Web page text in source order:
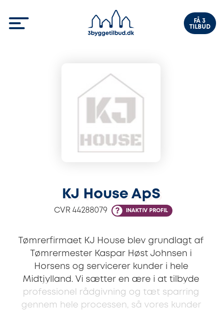
FÅ 3
TILBUD
KJ House ApS
CVR 44288079 INAKTIV PROFIL
Tømrerfirmaet KJ House blev grundlagt af
Tømrermester Kaspar Høst Johnsen i
Horsens og servicerer kunder i hele
Midtjylland. Vi sætter en ære i at tilbyde
professionel rådgivning og tæt sparring
gennem hele processen, så vores kunder